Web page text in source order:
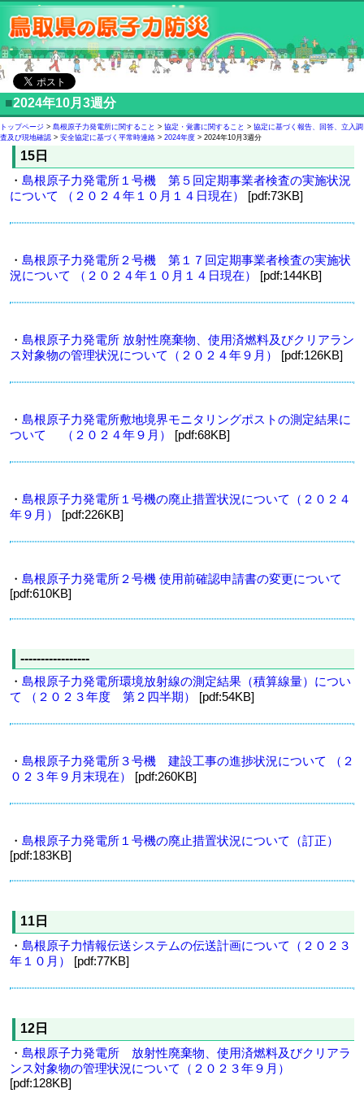
■2024年10月3週分
トップページ > 島根原子力発電所に関すること > 協定・覚書に関すること > 協定に基づく報告、回答、立入調
査及び現地確認 > 安全協定に基づく平常時連絡 > 2024年度 > 2024年10月3週分
15日
・ 島根原子力発電所１号機 第５回定期事業者検査の実施状況
について （２０２４年１０月１４日現在）
[pdf:73KB]
・ 島根原子力発電所２号機 第１７回定期事業者検査の実施状
況について （２０２４年１０月１４日現在）
[pdf:144KB]
・ 島根原子力発電所 放射性廃棄物、使用済燃料及びクリアラン
ス対象物の管理状況について（２０２４年９月）
[pdf:126KB]
・ 島根原子力発電所敷地境界モニタリングポストの測定結果に
ついて （２０２４年９月）
[pdf:68KB]
・ 島根原子力発電所１号機の廃止措置状況について（２０２４
年９月）
[pdf:226KB]
・ 島根原子力発電所２号機 使用前確認申請書の変更について
[pdf:610KB]
-----------------
・ 島根原子力発電所環境放射線の測定結果（積算線量）につい
て （２０２３年度 第２四半期）
[pdf:54KB]
・ 島根原子力発電所３号機 建設工事の進捗状況について （２
０２３年９月末現在）
[pdf:260KB]
・ 島根原子力発電所１号機の廃止措置状況について（訂正）
[pdf:183KB]
11日
・ 島根原子力情報伝送システムの伝送計画について（２０２３
年１０月）
[pdf:77KB]
12日
・ 島根原子力発電所 放射性廃棄物、使用済燃料及びクリアラ
ンス対象物の管理状況について（２０２３年９月）
[pdf:128KB]